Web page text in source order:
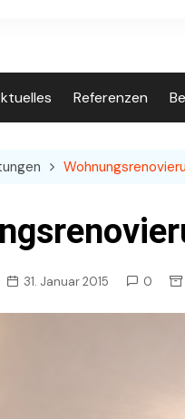
Referenzen
31. Januar 2015 0